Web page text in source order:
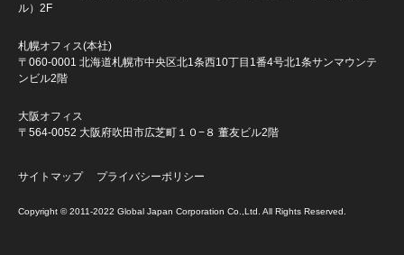
ル）2F
札幌オフィス(本社)
〒060-0001 北海道札幌市中央区北1条西10丁目1番4号北1条サンマウンテ
ンビル2階
大阪オフィス
〒564-0052 大阪府吹田市広芝町１０−８ 董友ビル2階
サイトマップ プライバシーポリシー
Copyright © 2011-2022 Global Japan Corporation Co.,Ltd. All Rights Reserved.